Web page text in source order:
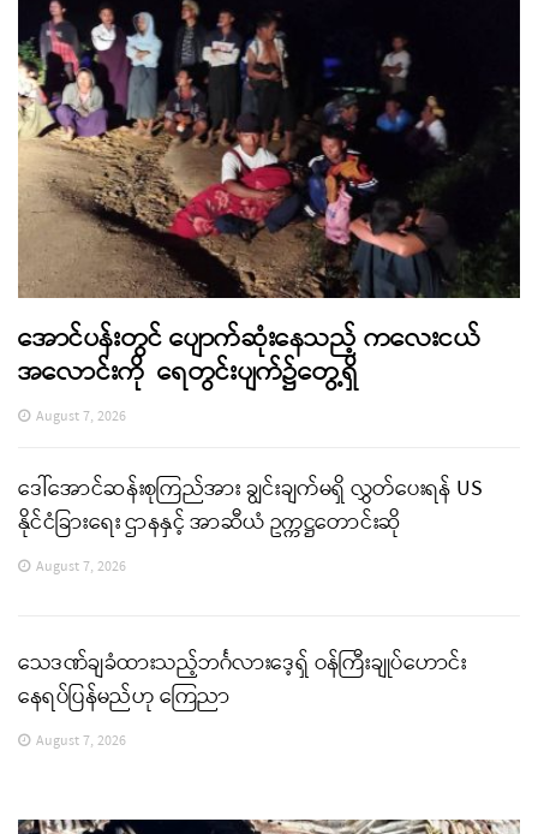
အောင်ပန်းတွင် ပျောက်ဆုံးနေသည့် ကလေးငယ်
အလောင်းကို ရေတွင်းပျက်၌တွေ့ရှိ
August 7, 2026
ဒေါ်အောင်ဆန်းစုကြည်အား ချွင်းချက်မရှိ လွှတ်ပေးရန် US
နိုင်ငံခြားရေး ဌာနနှင့် အာဆီယံ ဥက္ကဋ္ဌတောင်းဆို
August 7, 2026
သေဒဏ်ချခံထားသည့်ဘင်္ဂလားဒေ့ရှ် ဝန်ကြီးချုပ်ဟောင်း
နေရပ်ပြန်မည်ဟု ကြေညာ
August 7, 2026